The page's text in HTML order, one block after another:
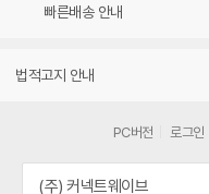
빠른배송 안내
법적고지 안내
PC버전 로그인
(주) 커넥트웨이브